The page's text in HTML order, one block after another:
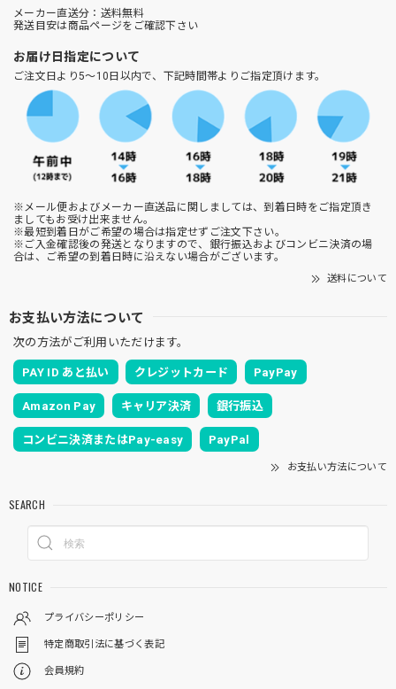
メーカー直送分：送料無料
発送目安は商品ページをご確認下さい
お届け日指定について
ご注文日より5～10日以内で、下記時間帯よりご指定頂けます。
※メール便およびメーカー直送品に関しましては、到着日時をご指定頂き
ましてもお受け出来ません。
※最短到着日がご希望の場合は指定せずご注文下さい。
※ご入金確認後の発送となりますので、銀行振込およびコンビニ決済の場
合は、ご希望の到着日時に沿えない場合がございます。
送料について
お支払い方法について
次の方法がご利用いただけます。
PAY ID あと払い クレジットカード PayPay
Amazon Pay キャリア決済 銀行振込
コンビニ決済またはPay-easy PayPal
お支払い方法について
SEARCH
NOTICE
プライバシーポリシー
特定商取引法に基づく表記
会員規約